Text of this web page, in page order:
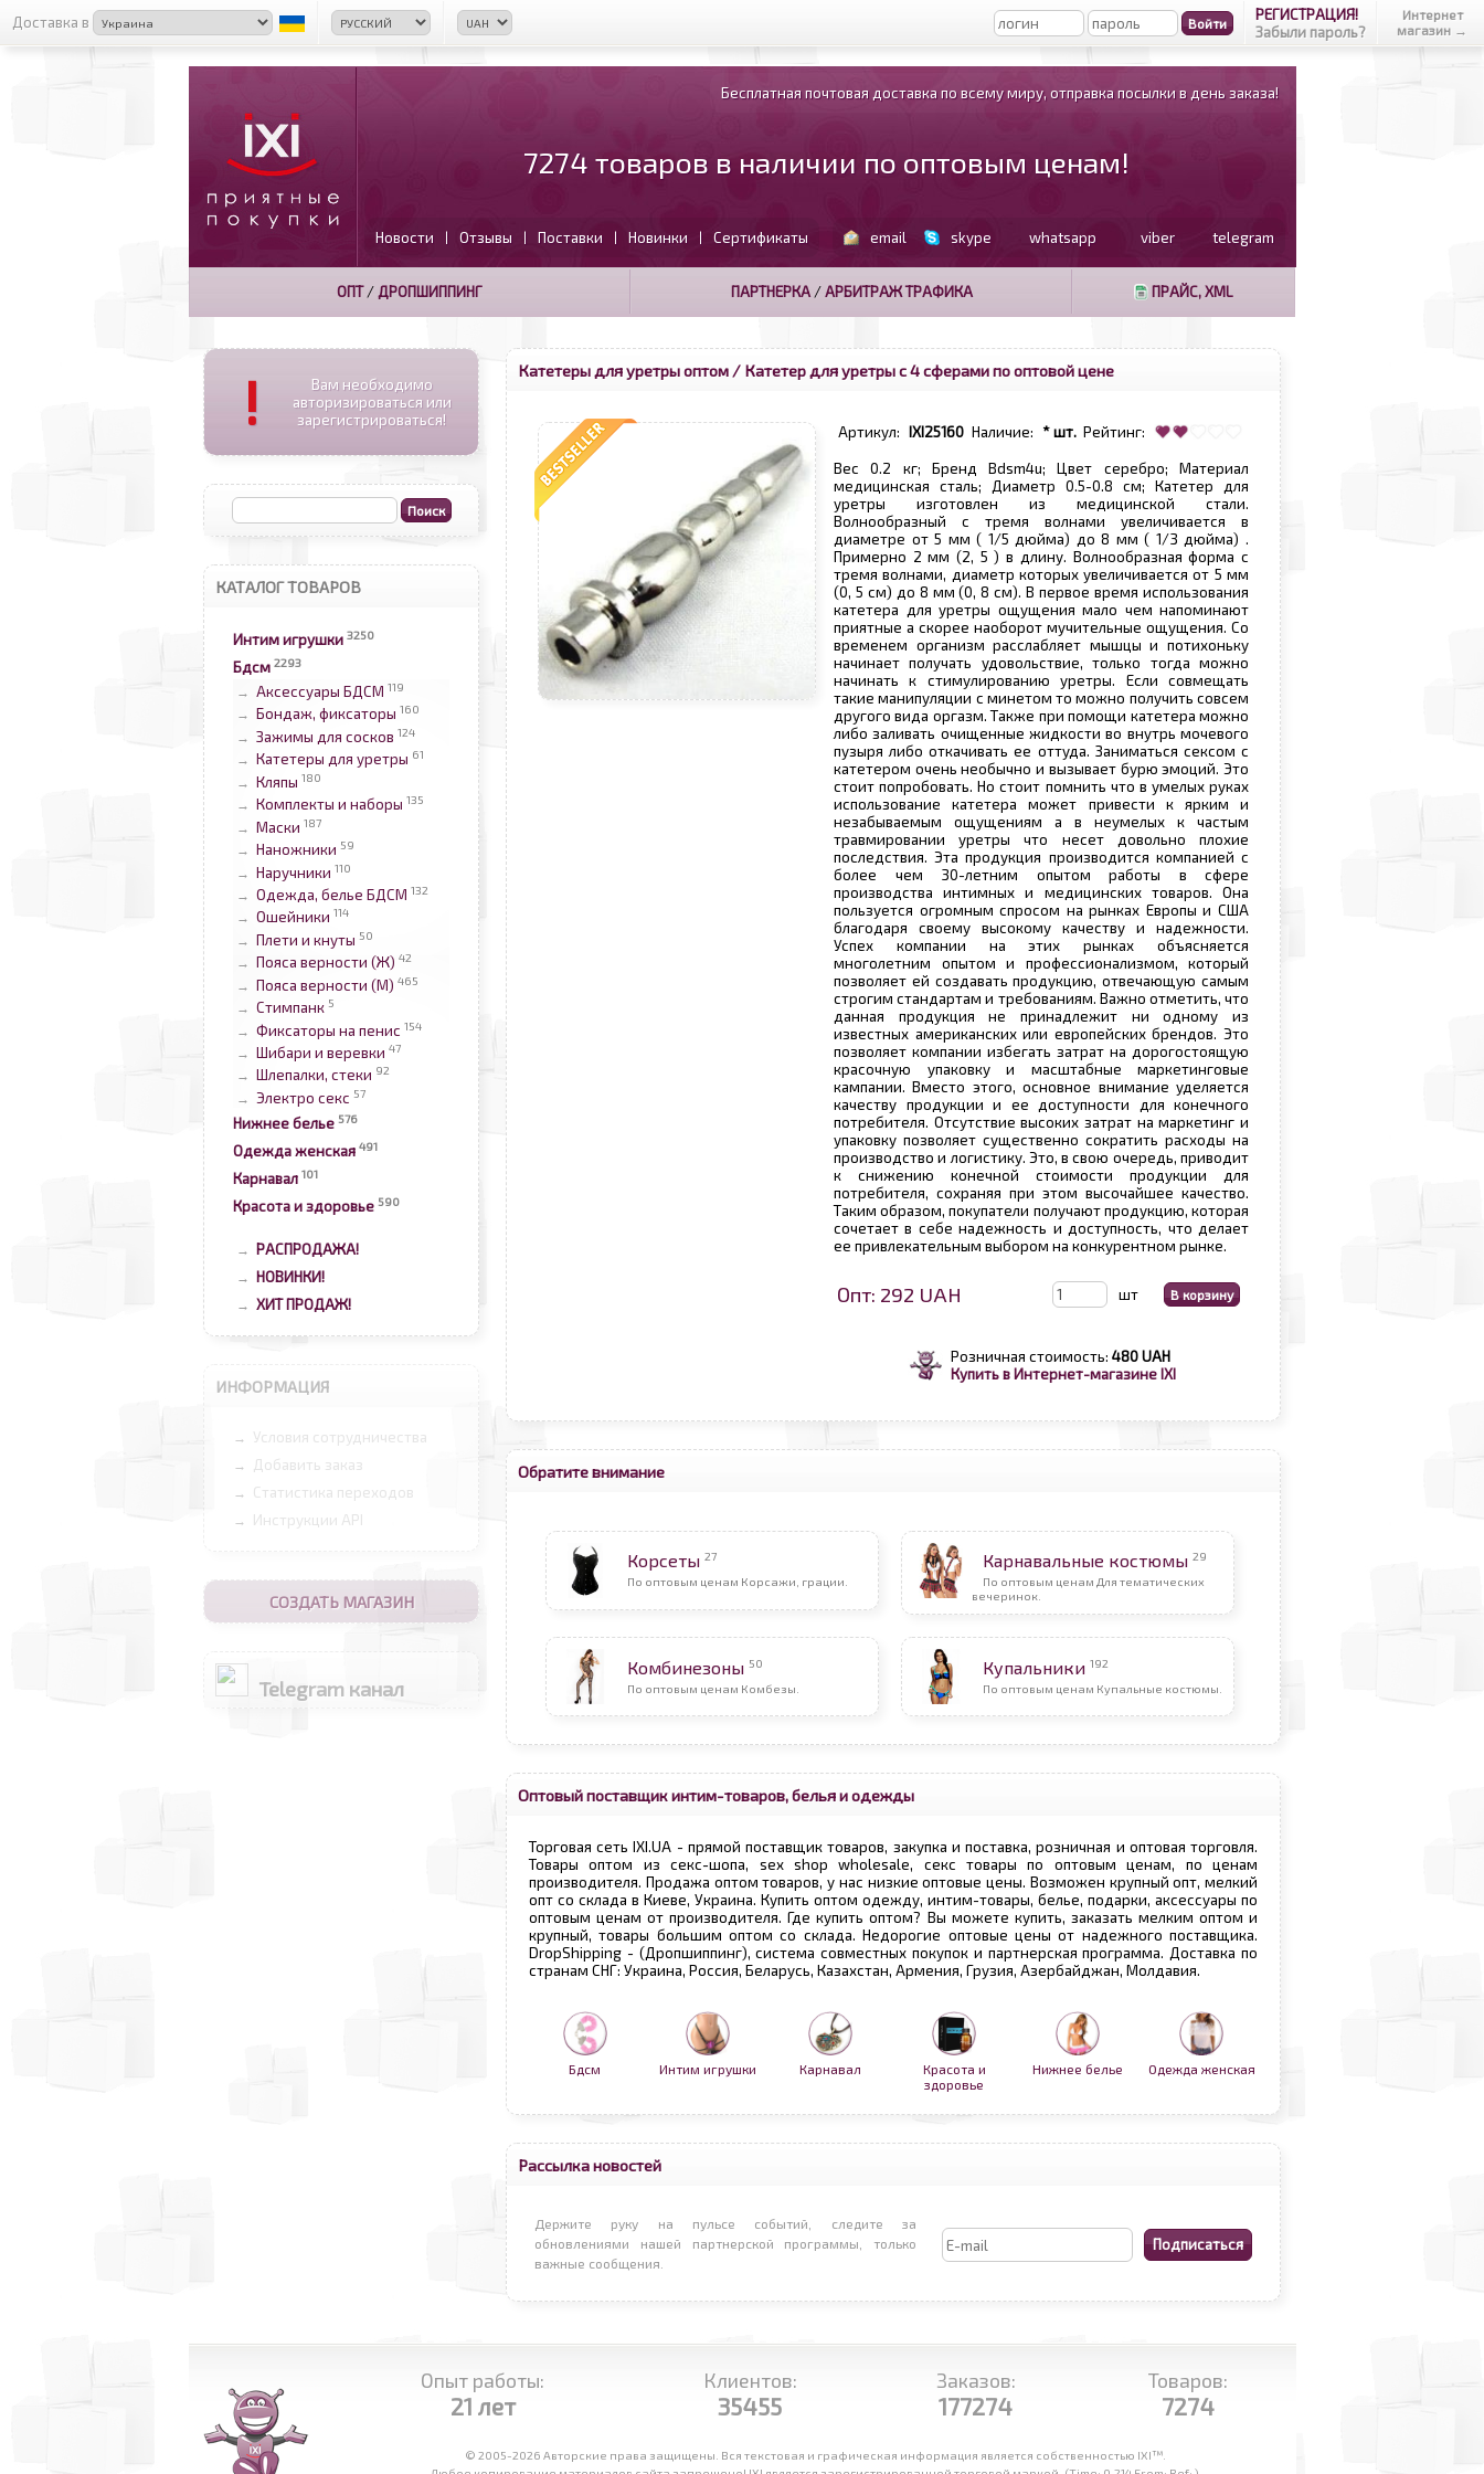
Доставка в
РЕГИСТРАЦИЯ!
Забыли пароль?
Интернет
магазин →
Бесплатная почтовая доставка по всему миру, отправка посылки в день заказа!
7274 товаров в наличии по оптовым ценам!
Новости | Отзывы | Поставки | Новинки | Сертификаты email skype whatsapp viber telegram
ОПТ/ ДРОПШИППИНГ ПАРТНЕРКА/АРБИТРАЖ ТРАФИКА ПРАЙС, XML
!
Вам необходимо
авторизироваться или
зарегистрироваться!
КАТАЛОГ ТОВАРОВ
Интим игрушки 3250
Бдсм 2293
→ Аксессуары БДСМ 119
→ Бондаж, фиксаторы 160
→ Зажимы для сосков 124
→ Катетеры для уретры 61
→ Кляпы 180
→ Комплекты и наборы 135
→ Маски 187
→ Наножники 59
→ Наручники 110
→ Одежда, белье БДСМ 132
→ Ошейники 114
→ Плети и кнуты 50
→ Пояса верности (Ж) 42
→ Пояса верности (М) 465
→ Стимпанк 5
→ Фиксаторы на пенис 154
→ Шибари и веревки 47
→ Шлепалки, стеки 92
→ Электро секс 57
Нижнее белье 576
Одежда женская 491
Карнавал 101
Красота и здоровье 590
→ РАСПРОДАЖА!
→ НОВИНКИ!
→ ХИТ ПРОДАЖ!
ИНФОРМАЦИЯ
→ Условия сотрудничества
→ Добавить заказ
→ Статистика переходов
→ Инструкции API
СОЗДАТЬ МАГАЗИН
Telegram канал
Катетеры для уретры оптом / Катетер для уретры с 4 сферами по оптовой цене
Артикул: IXI25160 Наличие: * шт. Рейтинг:
Вес 0.2 кг; Бренд Bdsm4u; Цвет серебро; Материал
медицинская сталь; Диаметр 0.5-0.8 см; Катетер для
уретры изготовлен из медицинской стали.
Волнообразный с тремя волнами увеличивается в
диаметре от 5 мм ( 1/5 дюйма) до 8 мм ( 1/3 дюйма) .
Примерно 2 мм (2, 5 ) в длину. Волнообразная форма с
тремя волнами, диаметр которых увеличивается от 5 мм
(0, 5 см) до 8 мм (0, 8 см). В первое время использования
катетера для уретры ощущения мало чем напоминают
приятные а скорее наоборот мучительные ощущения. Со
временем организм расслабляет мышцы и потихоньку
начинает получать удовольствие, только тогда можно
начинать к стимулированию уретры. Если совмещать
такие манипуляции с минетом то можно получить совсем
другого вида оргазм. Также при помощи катетера можно
либо заливать очищенные жидкости во внутрь мочевого
пузыря либо откачивать ее оттуда. Заниматься сексом с
катетером очень необычно и вызывает бурю эмоций. Это
стоит попробовать. Но стоит помнить что в умелых руках
использование катетера может привести к ярким и
незабываемым ощущениям а в неумелых к частым
травмировании уретры что несет довольно плохие
последствия. Эта продукция производится компанией с
более чем 30-летним опытом работы в сфере
производства интимных и медицинских товаров. Она
пользуется огромным спросом на рынках Европы и США
благодаря своему высокому качеству и надежности.
Успех компании на этих рынках объясняется
многолетним опытом и профессионализмом, который
позволяет ей создавать продукцию, отвечающую самым
строгим стандартам и требованиям. Важно отметить, что
данная продукция не принадлежит ни одному из
известных американских или европейских брендов. Это
позволяет компании избегать затрат на дорогостоящую
красочную упаковку и масштабные маркетинговые
кампании. Вместо этого, основное внимание уделяется
качеству продукции и ее доступности для конечного
потребителя. Отсутствие высоких затрат на маркетинг и
упаковку позволяет существенно сократить расходы на
производство и логистику. Это, в свою очередь, приводит
к снижению конечной стоимости продукции для
потребителя, сохраняя при этом высочайшее качество.
Таким образом, покупатели получают продукцию, которая
сочетает в себе надежность и доступность, что делает
ее привлекательным выбором на конкурентном рынке.
Опт: 292 UAH шт
Розничная стоимость: 480 UAH
Купить в Интернет-магазине IXI
Обратите внимание
Корсеты 27
По оптовым ценам Корсажи, грации.
Карнавальные костюмы 29
По оптовым ценам Для тематических
вечеринок.
Комбинезоны 50
По оптовым ценам Комбезы.
Купальники 192
По оптовым ценам Купальные костюмы.
Оптовый поставщик интим-товаров, белья и одежды
Торговая сеть IXI.UA - прямой поставщик товаров, закупка и поставка, розничная и оптовая торговля.
Товары оптом из секс-шопа, sex shop wholesale, секс товары по оптовым ценам, по ценам
производителя. Продажа оптом товаров, у нас низкие оптовые цены. Возможен крупный опт, мелкий
опт со склада в Киеве, Украина. Купить оптом одежду, интим-товары, белье, подарки, аксессуары по
оптовым ценам от производителя. Где купить оптом? Вы можете купить, заказать мелким оптом и
крупный, товары большим оптом со склада. Недорогие оптовые цены от надежного поставщика.
DropShipping - (Дропшиппинг), система совместных покупок и партнерская программа. Доставка по
странам СНГ: Украина, Россия, Беларусь, Казахстан, Армения, Грузия, Азербайджан, Молдавия.
Бдсм Интим игрушки Карнавал
Красота и
здоровье
Нижнее белье Одежда женская
Рассылка новостей
Держите руку на пульсе событий, следите за
обновлениями нашей партнерской программы, только
важные сообщения.
Опыт работы:
21 лет
Клиентов:
35455
Заказов:
177274
Товаров:
7274
© 2005-2026 Авторские права защищены. Вся текстовая и графическая информация является собственностью IXI™.